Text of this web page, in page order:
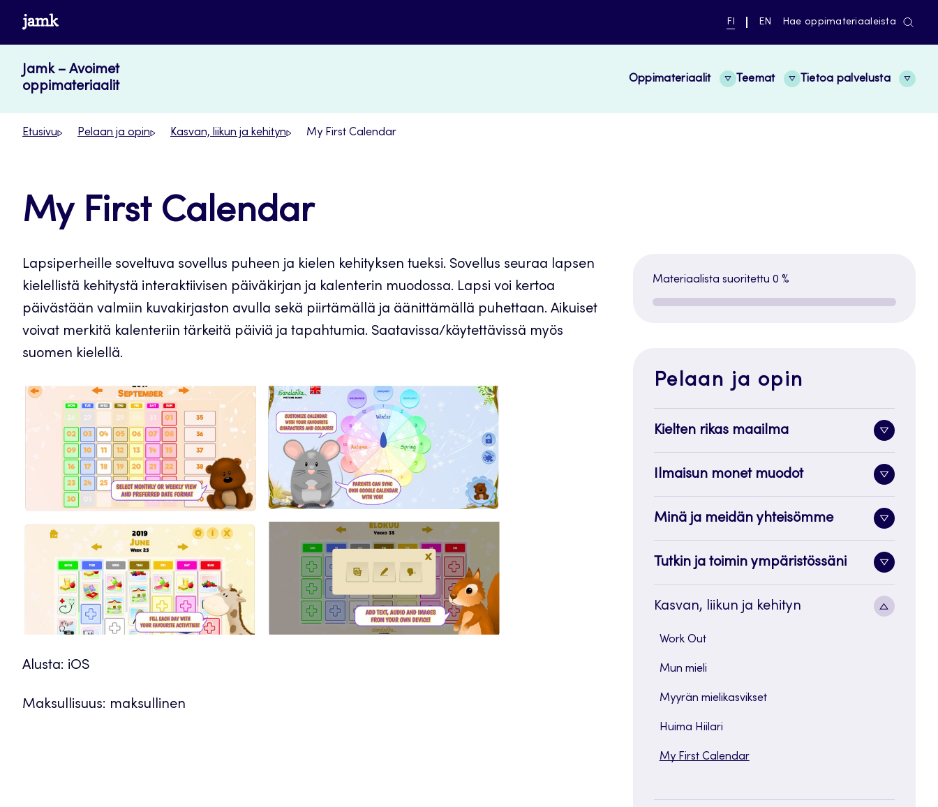
Siirry
sisältöön
www.jamk.fi
NYKYINEN
SUOMI
FI
VAIHDA
ENGLISH
EN Hae oppimateriaaleista
Jamk – Avoimet
oppimateriaalit
Oppimateriaalit Teemat Tietoa palvelusta
Etusivu Pelaan ja opin Kasvan, liikun ja kehityn My First Calendar
My First Calendar
Lapsiperheille soveltuva sovellus puheen ja kielen kehityksen tueksi. Sovellus seuraa lapsen
kielellistä kehitystä interaktiivisen päiväkirjan ja kalenterin muodossa. Lapsi voi kertoa
päivästään valmiin kuvakirjaston avulla sekä piirtämällä ja äänittämällä puhettaan. Aikuiset
voivat merkitä kalenteriin tärkeitä päiviä ja tapahtumia. Saatavissa/käytettävissä myös
suomen kielellä.
Alusta: iOS
Maksullisuus: maksullinen
Materiaalista suoritettu 0 %
Pelaan ja opin
Kielten rikas maailma
Ilmaisun monet muodot
Minä ja meidän yhteisömme
Tutkin ja toimin ympäristössäni
Kasvan, liikun ja kehityn
Work Out
Mun mieli
Myyrän mielikasvikset
Huima Hiilari
My First Calendar